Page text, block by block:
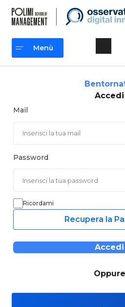
contenuto
Menù
Accedi
Mail
Password
Ricordami
Recupera la
Accedi
Oppure